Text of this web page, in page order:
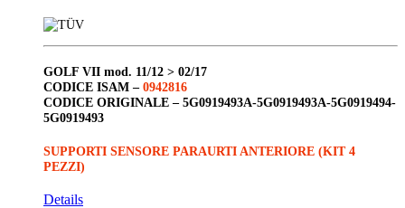
GOLF VII mod. 11/12 > 02/17
CODICE ISAM – 0942816
CODICE ORIGINALE – 5G0919493A-5G0919493A-5G0919494-
5G0919493
SUPPORTI SENSORE PARAURTI ANTERIORE (KIT 4
PEZZI)
Details